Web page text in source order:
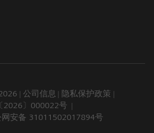
公司信息
隐私保护政策
2026〕000022号
网安备 31011502017894号